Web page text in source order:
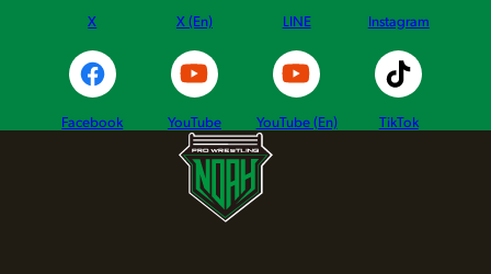
X X (En) LINE Instagram
Facebook YouTube YouTube (En) TikTok